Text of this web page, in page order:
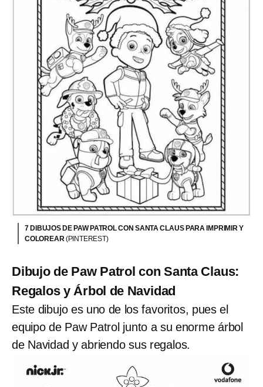
7 DIBUJOS DE PAW PATROL CON SANTA CLAUS PARA IMPRIMIR Y
COLOREAR (PINTEREST)
Dibujo de Paw Patrol con Santa Claus:
Regalos y Árbol de Navidad
Este dibujo es uno de los favoritos, pues el
equipo de Paw Patrol junto a su enorme árbol
de Navidad y abriendo sus regalos.